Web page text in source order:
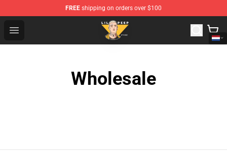
FREE shipping on orders over $100
Open menu
Lil Peep Store - Official Lil Peep Merchandise Shop
Wholesale